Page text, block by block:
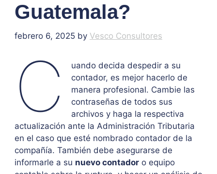
Guatemala?
febrero 6, 2025 by Vesco Consultores
C
uando decida despedir a su
contador, es mejor hacerlo de
manera profesional. Cambie las
contraseñas de todos sus
archivos y haga la respectiva
actualización ante la Administración Tributaria
en el caso que esté nombrado contador de la
compañía. También debe asegurarse de
informarle a su nuevo contador o equipo